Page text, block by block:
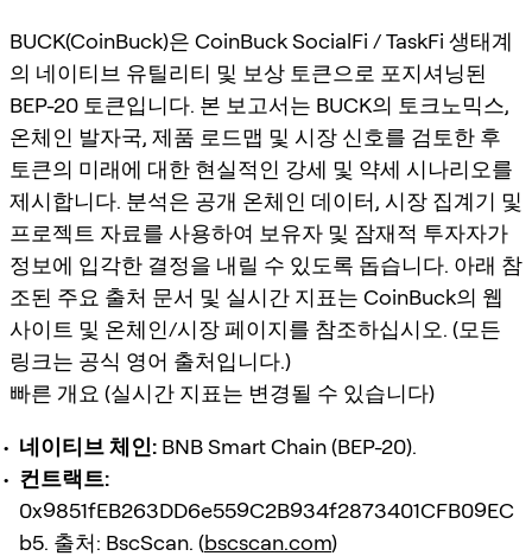
BUCK(CoinBuck)은 CoinBuck SocialFi / TaskFi 생태계
의 네이티브 유틸리티 및 보상 토큰으로 포지셔닝된
BEP-20 토큰입니다. 본 보고서는 BUCK의 토크노믹스,
온체인 발자국, 제품 로드맵 및 시장 신호를 검토한 후
토큰의 미래에 대한 현실적인 강세 및 약세 시나리오를
제시합니다. 분석은 공개 온체인 데이터, 시장 집계기 및
프로젝트 자료를 사용하여 보유자 및 잠재적 투자자가
정보에 입각한 결정을 내릴 수 있도록 돕습니다. 아래 참
조된 주요 출처 문서 및 실시간 지표는 CoinBuck의 웹
사이트 및 온체인/시장 페이지를 참조하십시오. (모든
링크는 공식 영어 출처입니다.)
빠른 개요 (실시간 지표는 변경될 수 있습니다)
네이티브 체인: BNB Smart Chain (BEP-20).
컨트랙트:
0x9851fEB263DD6e559C2B934f2873401CFB09EC
b5. 출처: BscScan. (bscscan.com)